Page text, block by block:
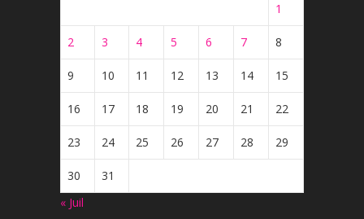
1
2 3 4 5 6 7 8
9 10 11 12 13 14 15
16 17 18 19 20 21 22
23 24 25 26 27 28 29
30
31
« Juil